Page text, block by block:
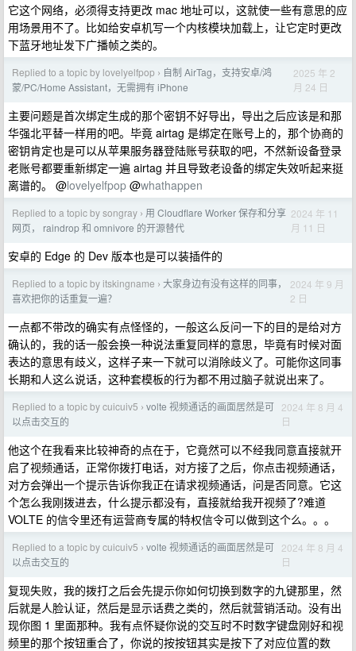
它这个网络，必须得支持更改 mac 地址可以，这就使一些有意思的应
用场景用不了。比如给安卓机写一个内核模块加载上，让它定时更改
下蓝牙地址发下广播帧之类的。
Replied to a topic by lovelyelfpop › 自制 AirTag，支持安卓/鸿
蒙/PC/Home Assistant，无需拥有 iPhone
2025 年 2
月 24 日
主要问题是首次绑定生成的那个密钥不好导出，导出之后应该是和那
华强北平替一样用的吧。毕竟 airtag 是绑定在账号上的，那个协商的
密钥肯定也是可以从苹果服务器登陆账号获取的吧，不然新设备登录
老账号都要重新绑定一遍 airtag 并且导致老设备的绑定失效听起来挺
离谱的。 @lovelyelfpop @whathappen
Replied to a topic by songray › 用 Cloudflare Worker 保存和分享
网页， raindrop 和 omnivore 的开源替代
2024 年 11
月 11 日
安卓的 Edge 的 Dev 版本也是可以装插件的
Replied to a topic by itskingname › 大家身边有没有这样的同事，
喜欢把你的话重复一遍？
2024 年 9 月
2 日
一点都不带改的确实有点怪怪的，一般这么反问一下的目的是给对方
确认的，我的话一般会换一种说法重复同样的意思，毕竟有时候对面
表达的意思有歧义，这样子来一下就可以消除歧义了。可能你这同事
长期和人这么说话，这种套模板的行为都不用过脑子就说出来了。
Replied to a topic by cuicuiv5 › volte 视频通话的画面居然是可
以点击交互的
2024 年 8 月 4
日
他这个在我看来比较神奇的点在于，它竟然可以不经我同意直接就开
启了视频通话，正常你拨打电话，对方接了之后，你点击视频通话，
对方会弹出一个提示告诉你我正在请求视频通话，问是否同意。它这
个怎么我刚拨进去，什么提示都没有，直接就给我开视频了?难道
VOLTE 的信令里还有运营商专属的特权信令可以做到这个么。。。
Replied to a topic by cuicuiv5 › volte 视频通话的画面居然是可
以点击交互的
2024 年 8 月 4
日
复现失败，我的拨打之后会先提示你如何切换到数字的九键那里，然
后就是人脸认证，然后是显示话费之类的，然后就营销活动。没有出
现你图 1 里面那种。我有点怀疑你说的交互时不时数字键盘刚好和视
频里的那个按钮重合了，你说的按按钮其实是按下了对应位置的数